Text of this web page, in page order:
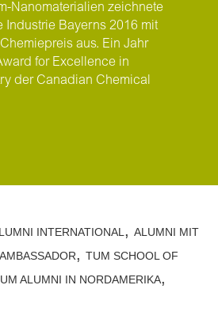
Nanomaterialien zeichnete
Industrie Bayerns 2016 mit
aus. Ein Jahr
for Excellence in
der Canadian Chemical
INTERNATIONAL , ALUMNI MIT
, TUM SCHOOL OF
ALUMNI IN NORDAMERIKA,